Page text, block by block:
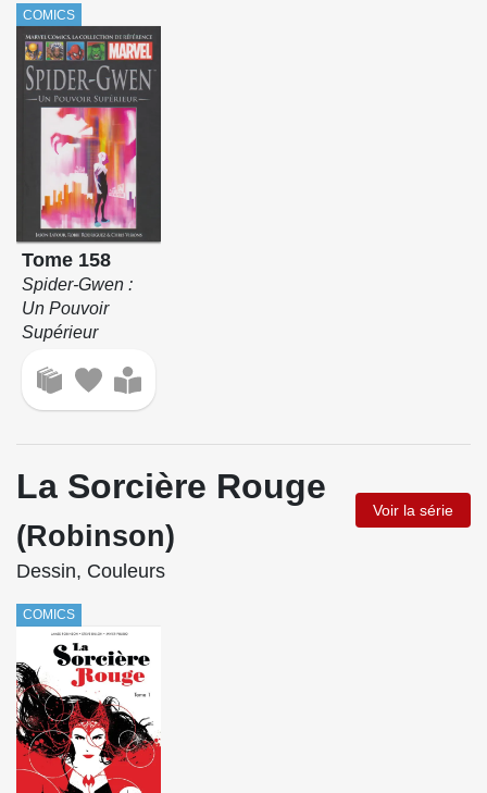
COMICS
Tome 158
Spider-Gwen :
Un Pouvoir
Supérieur
La Sorcière Rouge
(Robinson)
Voir la série
Dessin, Couleurs
COMICS